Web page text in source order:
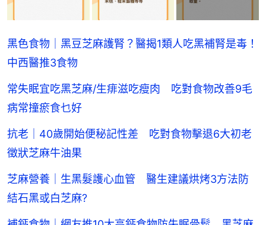
黑色食物｜黑豆芝麻護腎？醫揭1類人吃黑補腎是毒！
中西醫推3食物
常失眠宜吃黑芝麻/生痱滋吃瘦肉 吃對食物改善9毛
病常撞瘀食乜好
抗老｜40歲開始便秘記性差 吃對食物擊退6大初老
徵狀芝麻牛油果
芝麻營養｜生黑髮護心血管 醫生建議烘烤3方法防
結石黑或白芝麻?